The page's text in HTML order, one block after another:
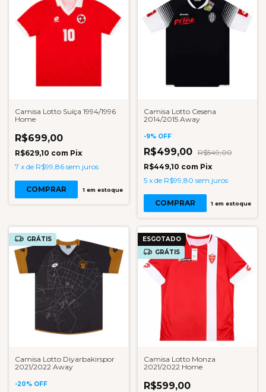
Camisa Lotto Suíça 1994/1996
Home
R$699,00
R$629,10 com Pix
7 x de R$99,86 sem juros
COMPRAR 1em estoque
Camisa Lotto Cesena
2014/2015 Away
-9% OFF
R$499,00 R$549,00
R$449,10 com Pix
5 x de R$99,80 sem juros
COMPRAR 1 em estoque
GRÁTIS
Camisa Lotto Diyarbakirspor
2021/2022 Away
-20% OFF
ESGOTADO
GRÁTIS
Camisa Lotto Monza
2021/2022 Home
R$599,00